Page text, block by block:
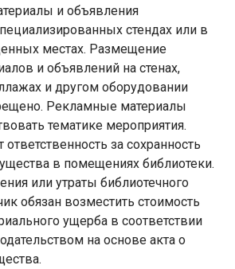
и объявления
стендах или в
местах. Размещение
и объявлений на стенах,
и другом оборудовании
Рекламные материалы
тематике мероприятия.
ответственность за сохранность
в помещениях библиотеки.
или утраты библиотечного
обязан возместить стоимость
ущерба в соответствии
на основе акта о